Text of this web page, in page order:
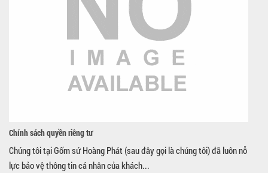
Chính sách quyền riêng tư
Chúng tôi tại Gốm sứ Hoàng Phát (sau đây gọi là chúng tôi) đã luôn nỗ
lực bảo vệ thông tin cá nhân của khách...